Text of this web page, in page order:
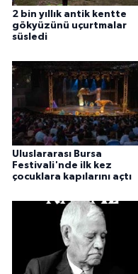
2 bin yıllık antik kentte
gökyüzünü uçurtmalar
süsledi
Uluslararası Bursa
Festivali'nde ilk kez
çocuklara kapılarını açtı